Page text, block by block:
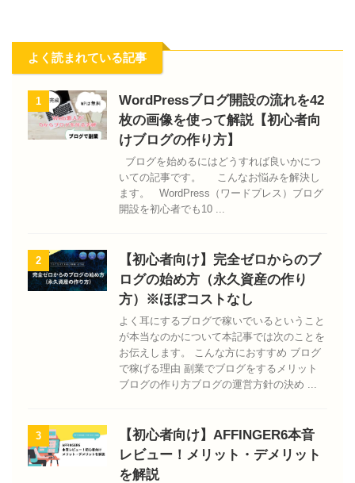
よく読まれている記事
1
WordPressブログ開設の流れを42
枚の画像を使って解説【初心者向
けブログの作り方】
ブログを始めるにはどうすれば良いかにつ
いての記事です。 こんなお悩みを解決し
ます。 WordPress（ワードプレス）ブログ
開設を初心者でも10 ...
2
【初心者向け】完全ゼロからのブ
ログの始め方（永久資産の作り
方）※ほぼコストなし
よく耳にするブログで稼いでいるということ
が本当なのかについて本記事では次のことを
お伝えします。 こんな方におすすめ ブログ
で稼げる理由 副業でブログをするメリット
ブログの作り方ブログの運営方針の決め ...
3
【初心者向け】AFFINGER6本音
レビュー！メリット・デメリット
を解説